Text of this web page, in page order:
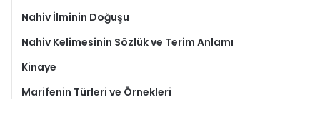
Nahiv İlminin Doğuşu
Nahiv Kelimesinin Sözlük ve Terim Anlamı
Kinaye
Marifenin Türleri ve Örnekleri